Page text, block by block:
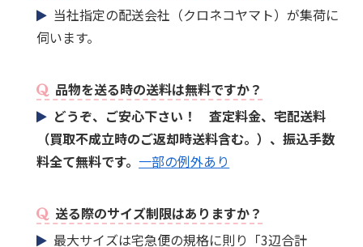
当社指定の配送会社（クロネコヤマト）が集荷に
伺います。
品物を送る時の送料は無料ですか？
どうぞ、ご安心下さい！ 査定料金、宅配送料
（買取不成立時のご返却時送料含む。）、振込手数
料全て無料です。 一部の例外あり
送る際のサイズ制限はありますか？
最大サイズは宅急便の規格に則り「3辺合計